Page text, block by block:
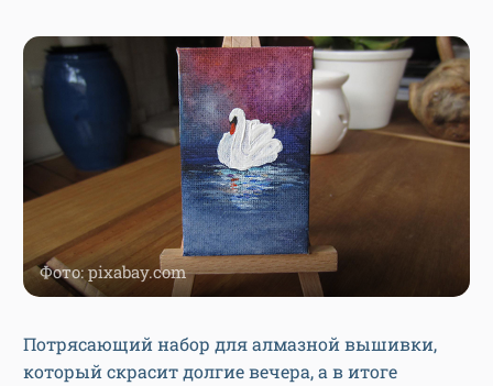
Фото: pixabay.com
Потрясающий набор для алмазной вышивки,
который скрасит долгие вечера, а в итоге